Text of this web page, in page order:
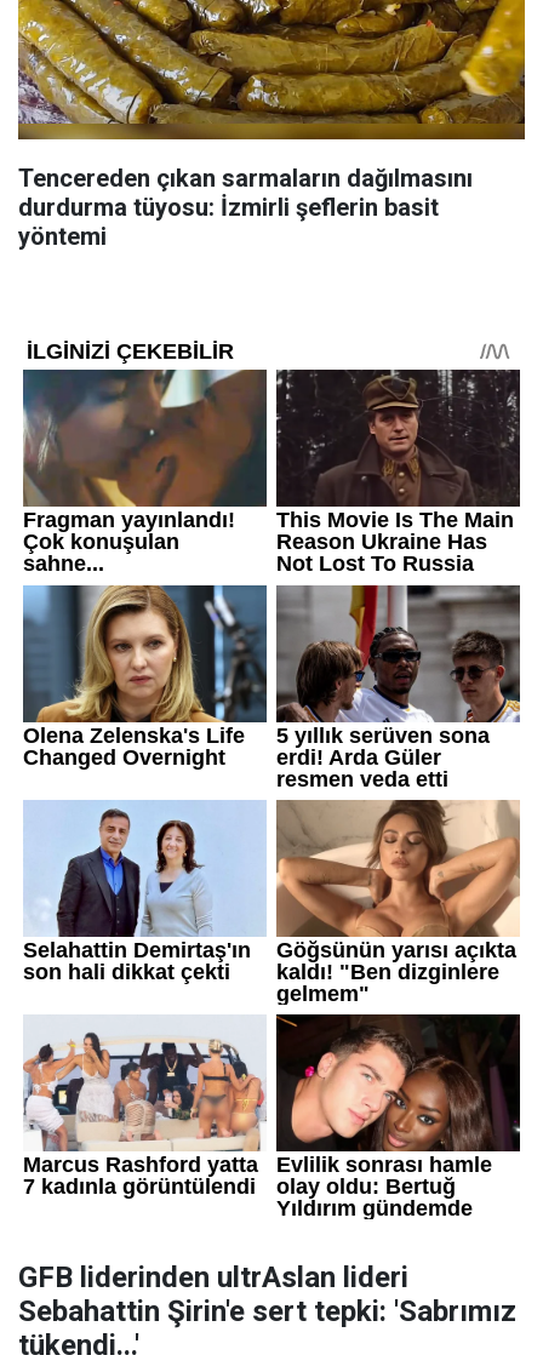
Tencereden çıkan sarmaların dağılmasını
durdurma tüyosu: İzmirli şeflerin basit
yöntemi
GFB liderinden ultrAslan lideri
Sebahattin Şirin'e sert tepki: 'Sabrımız
tükendi...'